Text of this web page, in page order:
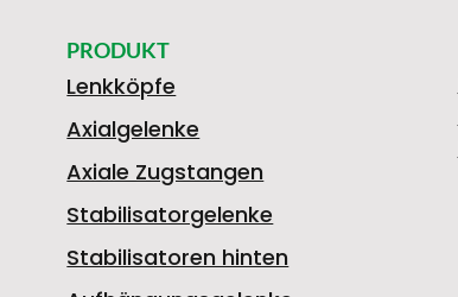
PRODUKT
Lenkköpfe
Axialgelenke
Axiale Zugstangen
Stabilisatorgelenke
Stabilisatoren hinten